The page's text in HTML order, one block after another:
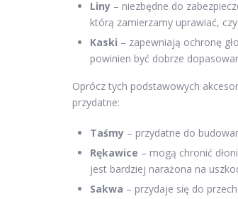
Liny – niezbędne do
którą zamierzamy uprawiać,
Kaski – zapewniają ochronę
powinien być dobrze
Oprócz tych podstawowych
przydatne:
Taśmy – przydatne do
Rękawice – mogą chronić
jest bardziej narażona na
Sakwa – przydaje się do